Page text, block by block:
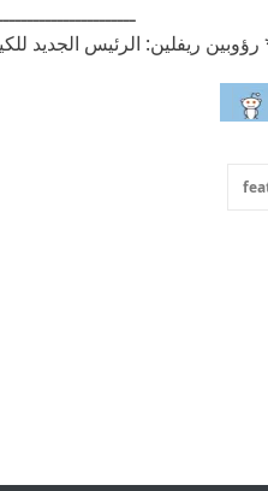
رؤوبين ريفلين: الرئيس الجديد